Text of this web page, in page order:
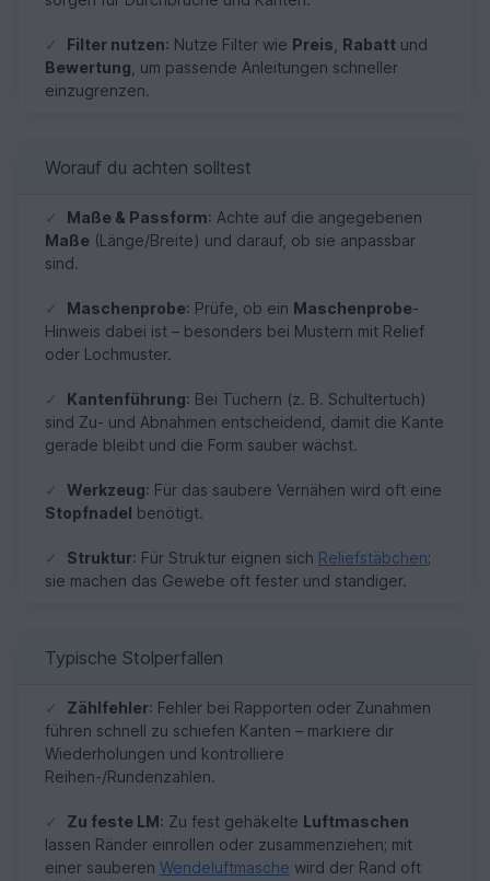
✓ Filter nutzen: Nutze Filter wie Preis Rabatt und
Bewertung , um passende Anleitungen schneller
einzugrenzen.
Worauf du achten solltest
✓ Maße & Passform: Achte auf die angegebenen
Maße (Länge/Breite) und darauf, ob sie anpassbar
sind.
✓ Maschenprobe: Prüfe, ob ein Maschenprobe-
Hinweis dabei ist – besonders bei Mustern mit Relief
oder Lochmuster.
✓ Kantenführung: Bei Tüchern (z. B. Schultertuch)
sind Zu- und Abnahmen entscheidend, damit die Kante
gerade bleibt und die Form sauber wächst.
✓ Werkzeug: Für das saubere Vernähen wird oft eine
Stopfnadel benötigt.
✓ Struktur: Für Struktur eignen sich Reliefstäbchen;
sie machen das Gewebe oft fester und standiger.
Typische Stolperfallen
✓ Zählfehler: Fehler bei Rapporten oder Zunahmen
führen schnell zu schiefen Kanten – markiere dir
Wiederholungen und kontrolliere
Reihen-/Rundenzahlen.
✓ Zu feste LM: Zu fest gehäkelte Luftmaschen
lassen Ränder einrollen oder zusammenziehen; mit
einer sauberen Wendeluftmasche wird der Rand oft